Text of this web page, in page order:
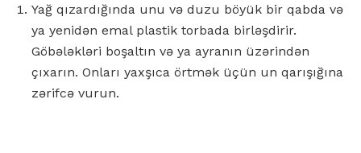
Yağ qızardığında unu və duzu böyük bir qabda və
ya yenidən emal plastik torbada birləşdirir.
Göbələkləri boşaltın və ya ayranın üzərindən
çıxarın. Onları yaxşıca örtmək üçün un qarışığına
zərifcə vurun.